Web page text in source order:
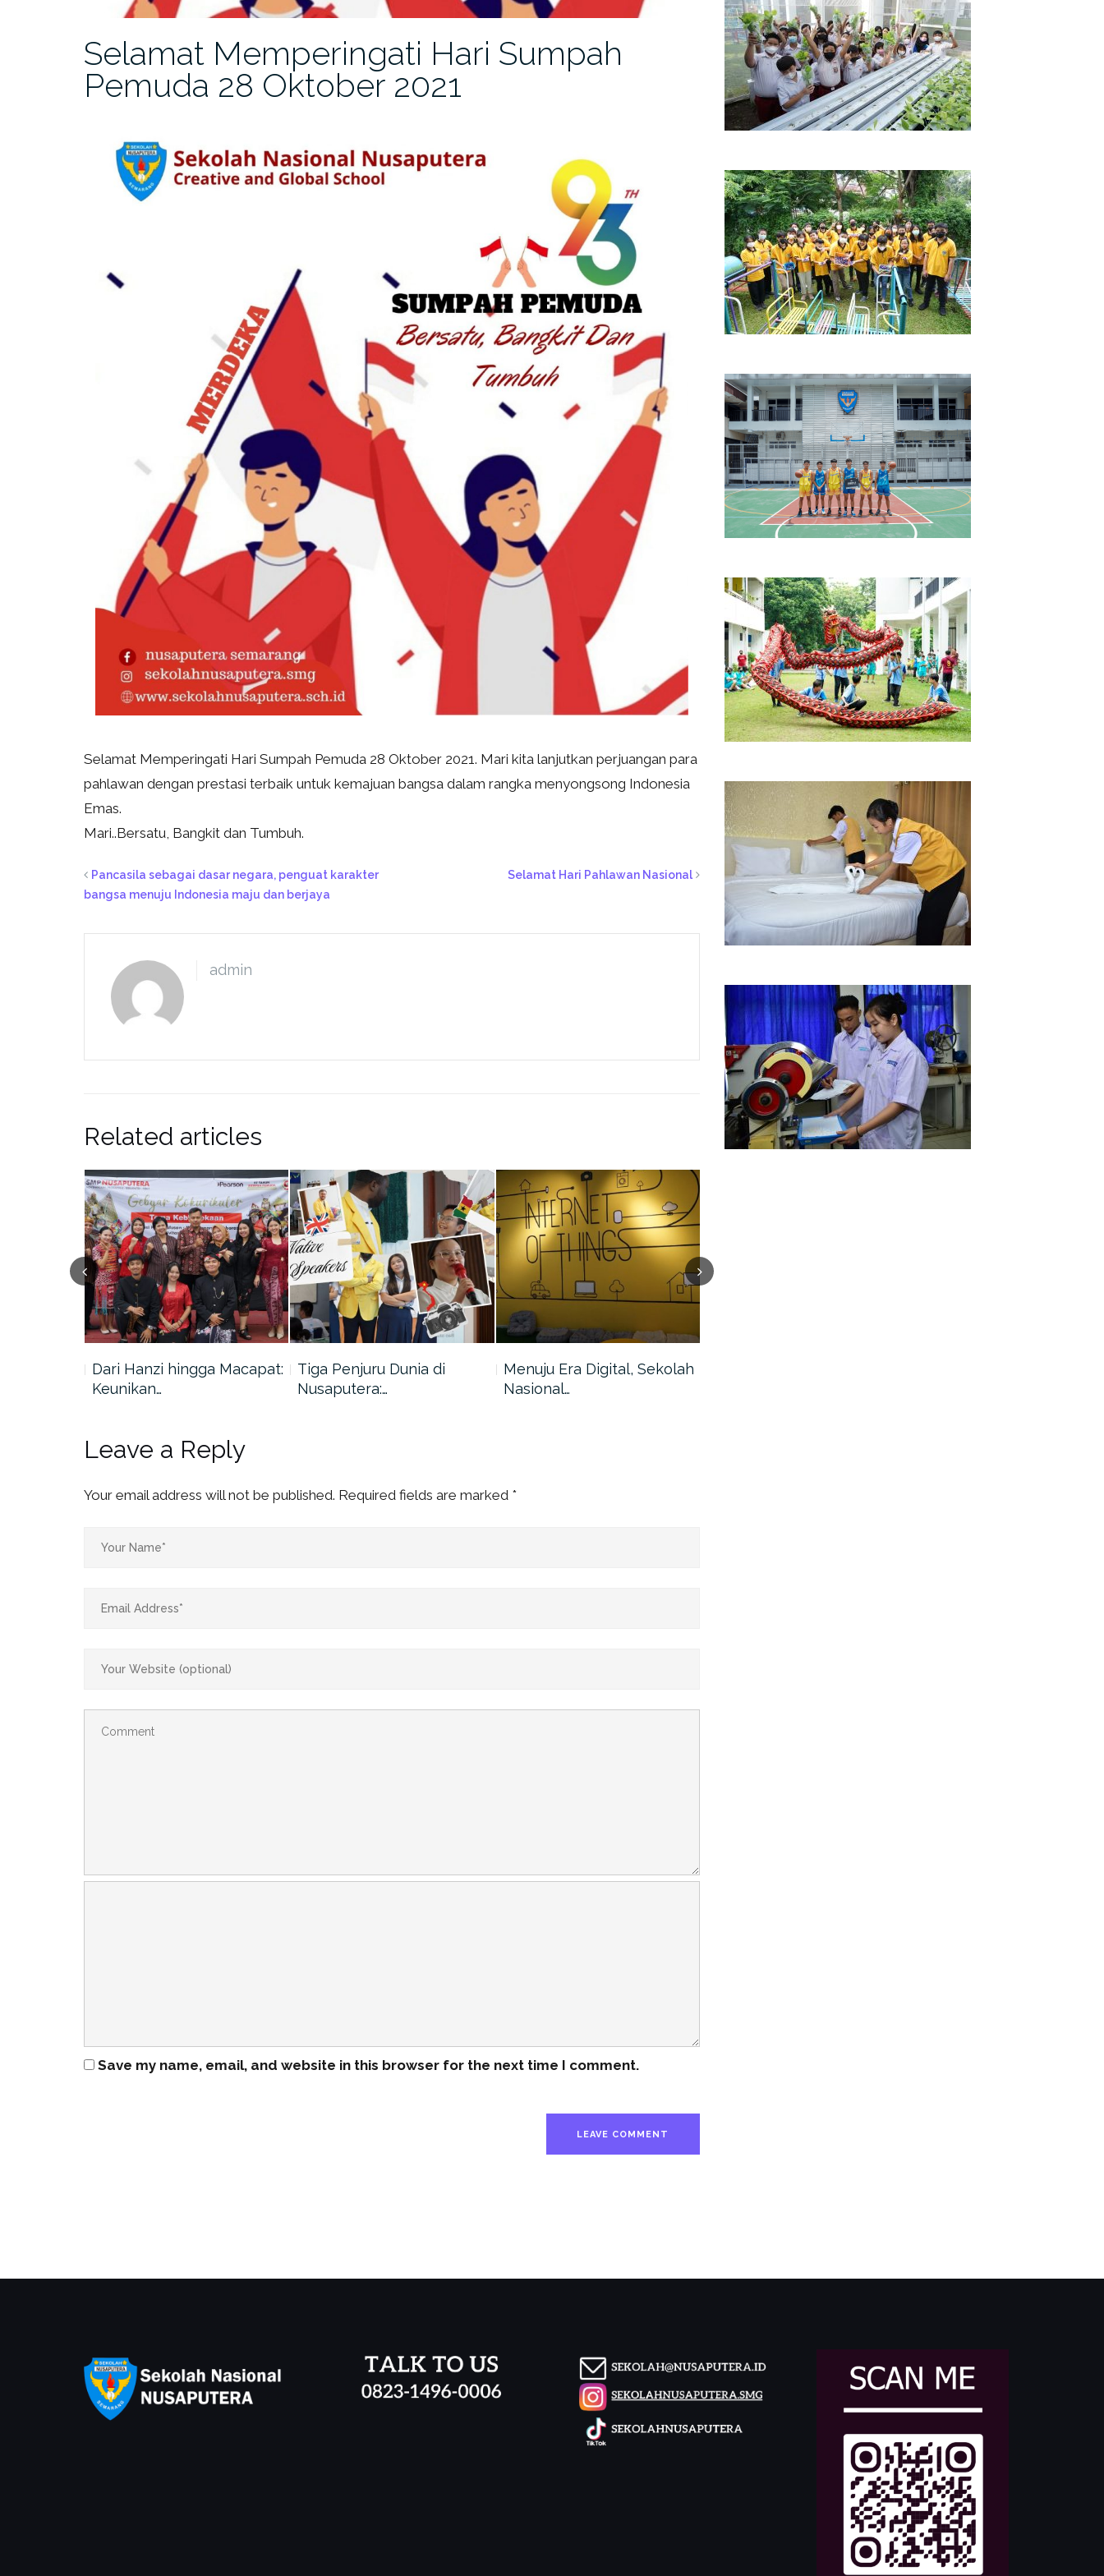
Selamat Memperingati Hari Sumpah
Pemuda 28 Oktober 2021
Selamat Memperingati Hari Sumpah Pemuda 28 Oktober 2021. Mari kita lanjutkan perjuangan para
pahlawan dengan prestasi terbaik untuk kemajuan bangsa dalam rangka menyongsong Indonesia
Emas.
Mari..Bersatu, Bangkit dan Tumbuh.
Pancasila sebagai dasar negara, penguat karakter
bangsa menuju Indonesia maju dan berjaya
Selamat Hari Pahlawan Nasional
admin
Related articles
Dari Hanzi hingga Macapat:
Keunikan…
Tiga Penjuru Dunia di
Nusaputera:…
Menuju Era Digital, Sekolah
Nasional…
Leave a Reply
Your email address will not be published. Required fields are marked *
Save my name, email, and website in this browser for the next time I comment.